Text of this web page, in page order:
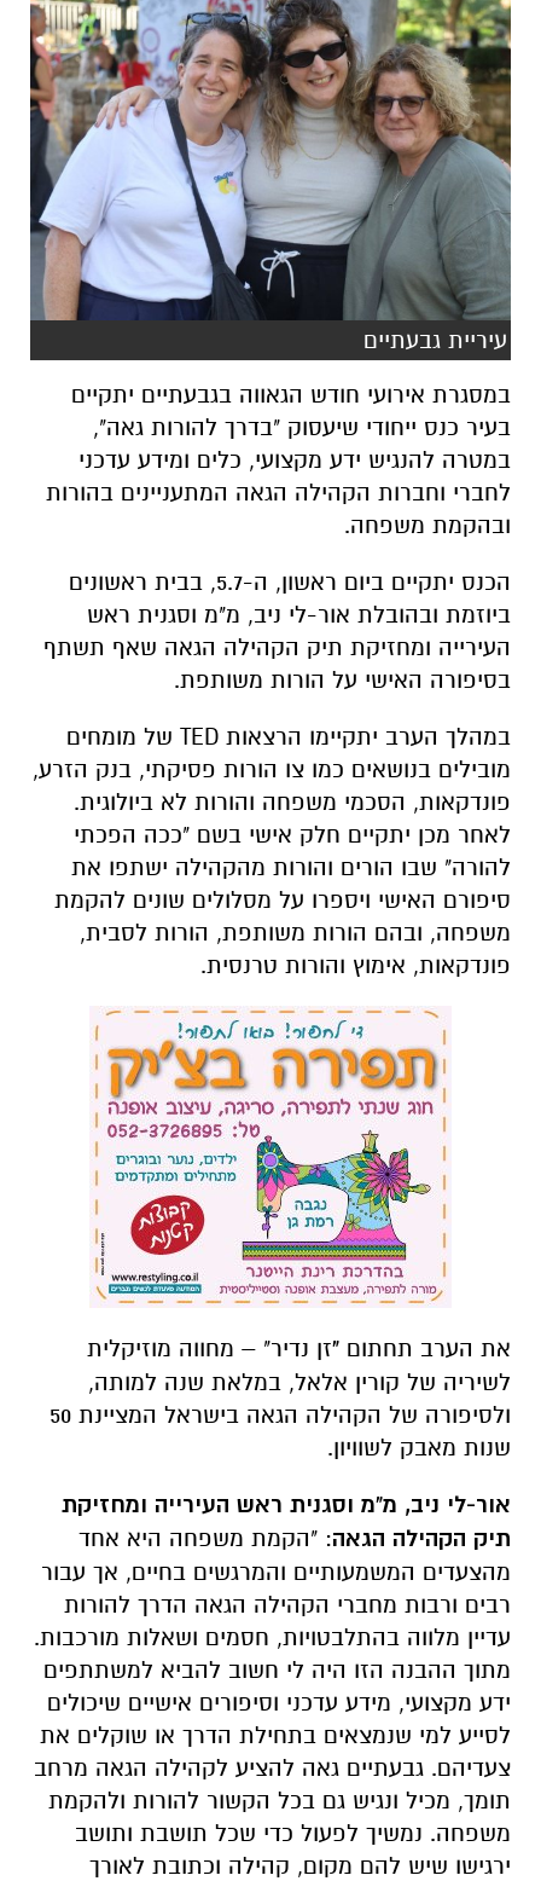
עיריית גבעתיים
במסגרת אירועי חודש הגאווה בגבעתיים יתקיים
בעיר כנס ייחודי שיעסוק "בדרך להורות גאה",
במטרה להנגיש ידע מקצועי, כלים ומידע עדכני
לחברי וחברות הקהילה הגאה המתעניינים בהורות
ובהקמת משפחה.
הכנס יתקיים ביום ראשון, ה-5.7, בבית ראשונים
ביוזמת ובהובלת אור-לי ניב, מ"מ וסגנית ראש
העירייה ומחזיקת תיק הקהילה הגאה שאף תשתף
בסיפורה האישי על הורות משותפת.
במהלך הערב יתקיימו הרצאות TED של מומחים
מובילים בנושאים כמו צו הורות פסיקתי, בנק הזרע,
פונדקאות, הסכמי משפחה והורות לא ביולוגית.
לאחר מכן יתקיים חלק אישי בשם "ככה הפכתי
להורה" שבו הורים והורות מהקהילה ישתפו את
סיפורם האישי ויספרו על מסלולים שונים להקמת
משפחה, ובהם הורות משותפת, הורות לסבית,
פונדקאות, אימוץ והורות טרנסית.
את הערב תחתום "זן נדיר" – מחווה מוזיקלית
לשיריה של קורין אלאל, במלאת שנה למותה,
ולסיפורה של הקהילה הגאה בישראל המציינת 50
שנות מאבק לשוויון.
אור-לי ניב, מ"מ וסגנית ראש העירייה ומחזיקת
תיק הקהילה הגאה: "הקמת משפחה היא אחד
מהצעדים המשמעותיים והמרגשים בחיים, אך עבור
רבים ורבות מחברי הקהילה הגאה הדרך להורות
עדיין מלווה בהתלבטויות, חסמים ושאלות מורכבות.
מתוך ההבנה הזו היה לי חשוב להביא למשתתפים
ידע מקצועי, מידע עדכני וסיפורים אישיים שיכולים
לסייע למי שנמצאים בתחילת הדרך או שוקלים את
צעדיהם. גבעתיים גאה להציע לקהילה הגאה מרחב
תומך, מכיל ונגיש גם בכל הקשור להורות ולהקמת
משפחה. נמשיך לפעול כדי שכל תושבת ותושב
ירגישו שיש להם מקום, קהילה וכתובת לאורך